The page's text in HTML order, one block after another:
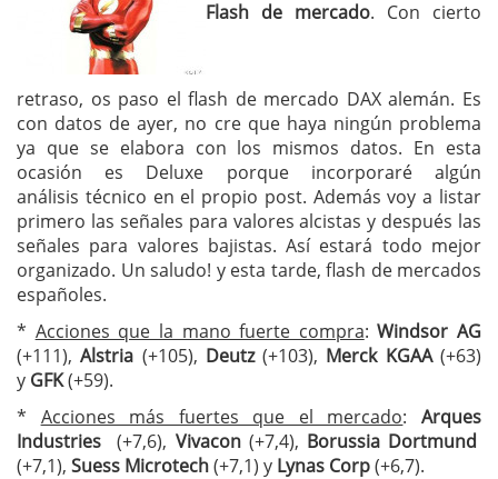
Flash de mercado. Con cierto
retraso, os paso el flash de mercado DAX alemán. Es
con datos de ayer, no cre que haya ningún problema
ya que se elabora con los mismos datos. En esta
ocasión es Deluxe porque incorporaré algún
análisis técnico en el propio post. Además voy a listar
primero las señales para valores alcistas y después las
señales para valores bajistas. Así estará todo mejor
organizado. Un saludo! y esta tarde, flash de mercados
españoles.
* Acciones que la mano fuerte compra:Windsor AG
(+111),Alstria (+105), Deutz(+103), Merck KGAA(+63)
y GFK(+59).
* Acciones más fuertes que el mercado:Arques
Industries
(+7,6), Vivacon (+7,4), Borussia Dortmund
(+7,1), Suess Microtech(+7,1) y Lynas Corp(+6,7).